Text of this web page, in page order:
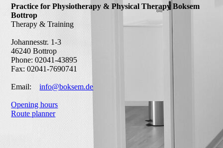
Practice for Physiotherapy & Physical Therapy Boksem
Bottrop
Therapy & Training
Johannesstr. 1-3
46240 Bottrop
Phone: 02041-43895
Fax: 02041-7690741
Email:info@boksem.de
Opening hours
Route planner